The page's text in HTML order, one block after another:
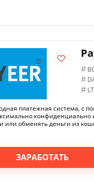
платежная система, с
конфиденциально
или обменять деньги из
ЗАРАБОТАТЬ